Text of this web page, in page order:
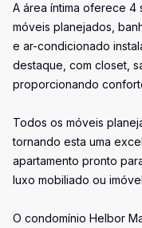
A área íntima oferece 4
móveis planejados,
e ar-condicionado
destaque, com closet,
proporcionando
Todos os móveis
tornando esta uma
apartamento pronto
luxo mobiliado ou
O condomínio Helbor